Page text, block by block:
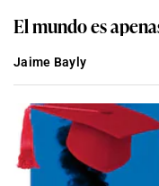
El mundo es
Jaime Bayly